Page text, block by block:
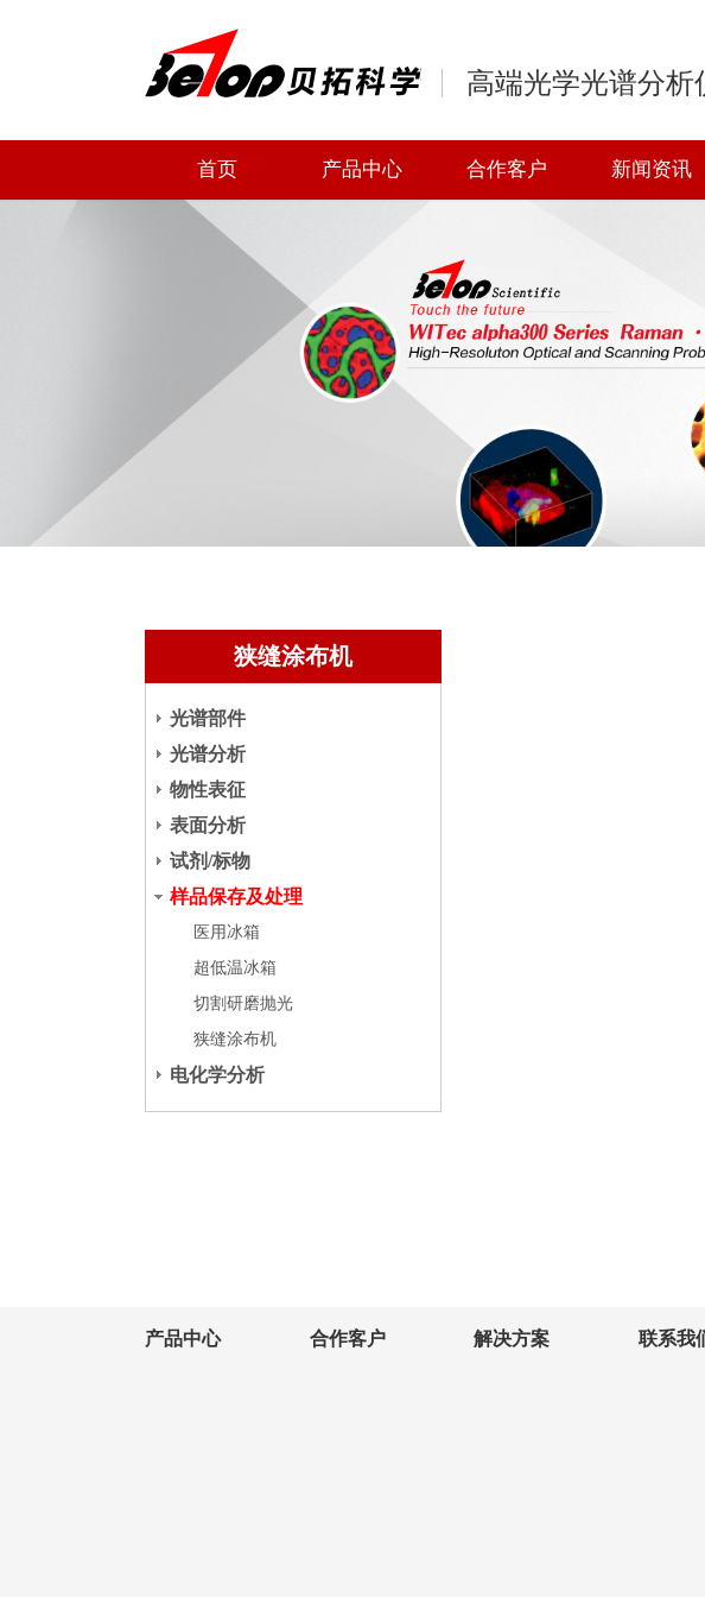
高端光学光谱分析
首页 产品中心 合作客户 新闻资讯
狭缝涂布机
光谱部件
光谱分析
物性表征
表面分析
试剂/标物
样品保存及处理
医用冰箱
超低温冰箱
切割研磨抛光
狭缝涂布机
电化学分析
产品中心 合作客户 解决方案 联系我